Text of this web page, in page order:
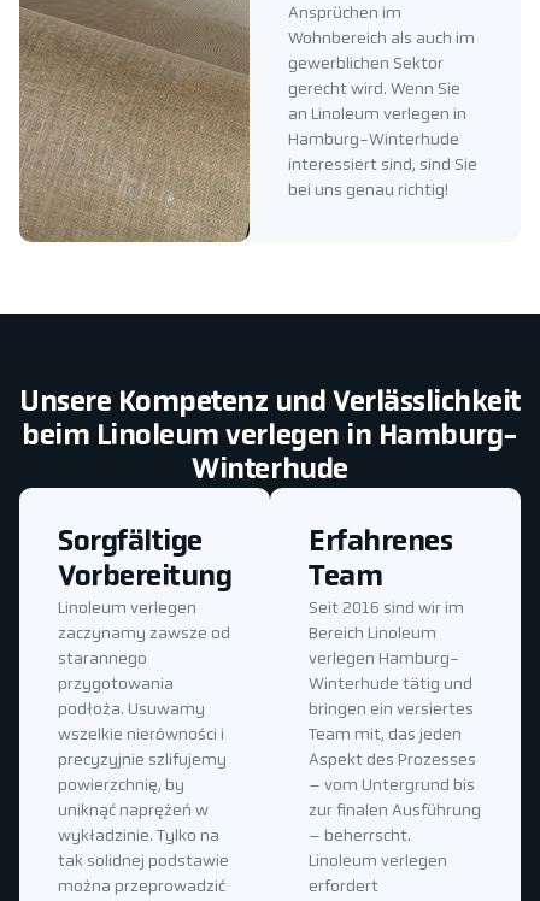
Ansprüchen im
Wohnbereich als auch im
gewerblichen Sektor
gerecht wird. Wenn Sie
an Linoleum verlegen in
Hamburg-Winterhude
interessiert sind, sind Sie
bei uns genau richtig!
Unsere Kompetenz und Verlässlichkeit
beim Linoleum verlegen in Hamburg-
Winterhude
Erfahrenes
Team
Seit 2016 sind wir im
Bereich Linoleum
verlegen Hamburg-
Winterhude tätig und
bringen ein versiertes
Team mit, das jeden
Aspekt des Prozesses
– vom Untergrund bis
zur finalen Ausführung
– beherrscht.
Linoleum verlegen
erfordert
Sorgfältige
Vorbereitung
Linoleum verlegen
zaczynamy zawsze od
starannego
przygotowania
podłoża. Usuwamy
wszelkie nierówności i
precyzyjnie szlifujemy
powierzchnię, by
uniknąć naprężeń w
wykładzinie. Tylko na
tak solidnej podstawie
można przeprowadzić